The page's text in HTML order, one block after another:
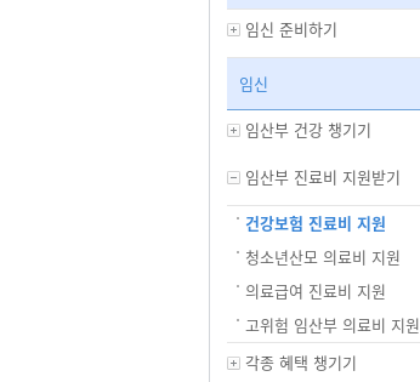
임신 준비하기
임신
임산부 건강 챙기기
임산부 진료비 지원받기
건강보험 진료비 지원
청소년산모 의료비 지원
의료급여 진료비 지원
고위험 임산부 의료비 지원
각종 혜택 챙기기